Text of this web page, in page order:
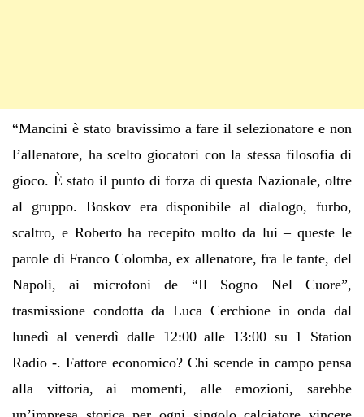
“Mancini è stato bravissimo a fare il selezionatore e non
l’allenatore, ha scelto giocatori con la stessa filosofia di
gioco. È stato il punto di forza di questa Nazionale, oltre
al gruppo. Boskov era disponibile al dialogo, furbo,
scaltro, e Roberto ha recepito molto da lui– queste le
parole di Franco Colomba, ex allenatore, fra le tante, del
Napoli, ai microfoni de “Il Sogno Nel Cuore”,
trasmissione condotta da Luca Cerchione in onda dal
lunedì al venerdìdalle 12:00 alle 13:00 su 1 Station
Radio -. Fattore economico? Chi scende in campo pensa
alla vittoria, ai momenti, alle emozioni, sarebbe